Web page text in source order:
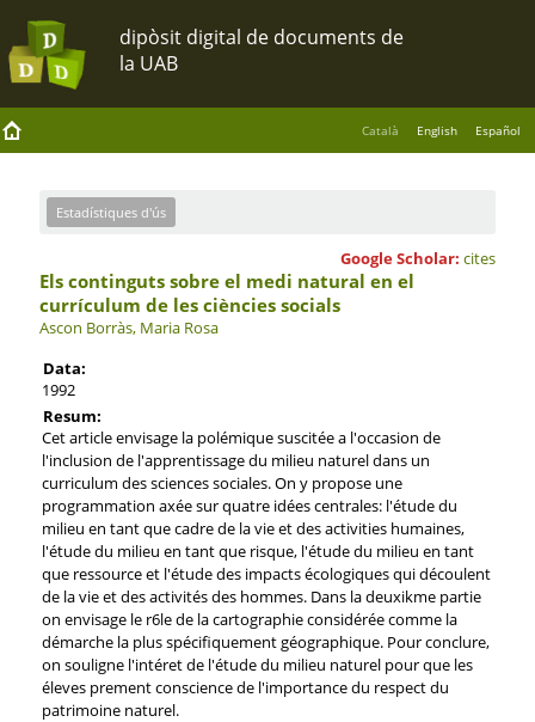
Català English Español
Estadístiques d'ús
Google Scholar: cites
Els continguts sobre el medi natural en el
currículum de les ciències socials
Ascon Borràs, Maria Rosa
Data:
1992
Resum:
Cet article envisage la polémique suscitée a l'occasion de
l'inclusion de l'apprentissage du milieu naturel dans un
curriculum des sciences sociales. On y propose une
programmation axée sur quatre idées centrales: l'étude du
milieu en tant que cadre de la vie et des activities humaines,
l'étude du milieu en tant que risque, l'étude du milieu en tant
que ressource et l'étude des impacts écologiques qui découlent
de la vie et des activités des hommes. Dans la deuxikme partie
on envisage le r6le de la cartographie considérée comme la
démarche la plus spécifiquement géographique. Pour conclure,
on souligne l'intéret de l'étude du milieu naturel pour que les
éleves prement conscience de l'importance du respect du
patrimoine naturel.